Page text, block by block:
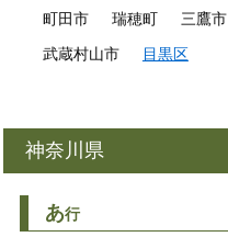
町田市 瑞穂町 三鷹市
武蔵村山市
目黒区
神奈川県
あ行